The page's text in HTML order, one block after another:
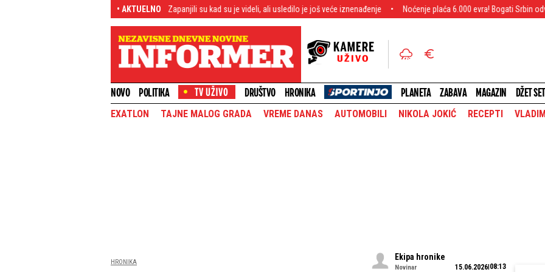
• AKTUELNO
zabačenoj livadi u Alpima: Zapanjili su kad su je videli, ali usledilo je još veće iznenađenje Noćenje plaća 6.000 evra! Bogati Srbin odveo devojku na
NOVO POLITIKA DRUŠTVO HRONIKA PLANETA ZABAVA MAGAZIN DŽET SET
EXATLON TAJNE MALOG GRADA VREME DANAS AUTOMOBILI NIKOLA JOKIĆ RECEPTI
HRONIKA
Ekipa hronike
Novinar 15.06.2026 08:13